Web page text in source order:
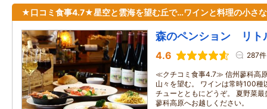
★口コミ食事4.7★星空と雲海を望む丘で…ワインと料理の小さ
森のペンション リト
4.6 287件
≪クチコミ食事4.7≫ 信州蓼科高
山々を望む。 ワインは常時100種
チューとともにどうぞ。 夏野菜
蓼科高原へお越しください。